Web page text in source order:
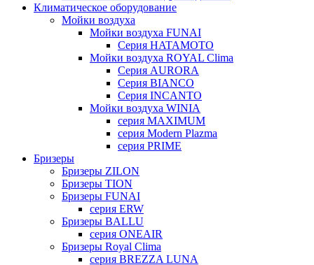
Климатическое оборудование
Мойки воздуха
Мойки воздуха FUNAI
Серия HATAMOTO
Мойки воздуха ROYAL Clima
Серия AURORA
Серия BIANCO
Серия INCANTO
Мойки воздуха WINIA
серия MAXIMUM
серия Modern Plazma
серия PRIME
Бризеры
Бризеры ZILON
Бризеры TION
Бризеры FUNAI
серия ERW
Бризеры BALLU
серия ONEAIR
Бризеры Royal Clima
серия BREZZA LUNA